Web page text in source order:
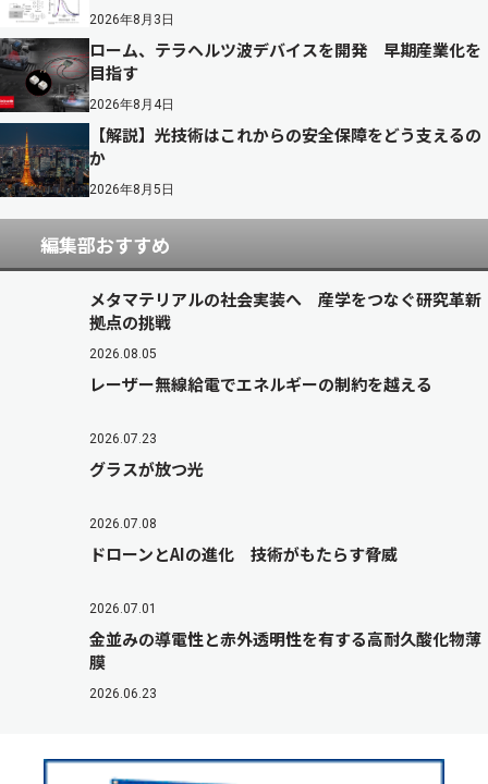
2026年8月3日
ローム、テラヘルツ波デバイスを開発 早期産業化を
目指す
2026年8月4日
【解説】光技術はこれからの安全保障をどう支えるの
か
2026年8月5日
編集部おすすめ
メタマテリアルの社会実装へ 産学をつなぐ研究革新
拠点の挑戦
2026.08.05
レーザー無線給電でエネルギーの制約を越える
2026.07.23
グラスが放つ光
2026.07.08
ドローンとAIの進化 技術がもたらす脅威
2026.07.01
金並みの導電性と赤外透明性を有する高耐久酸化物薄
膜
2026.06.23